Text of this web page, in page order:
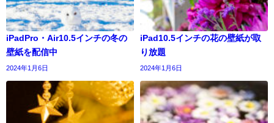
iPadPro・Air10.5インチの冬の
壁紙を配信中
2024年1月6日
iPad10.5インチの花の壁紙が取
り放題
2024年1月6日